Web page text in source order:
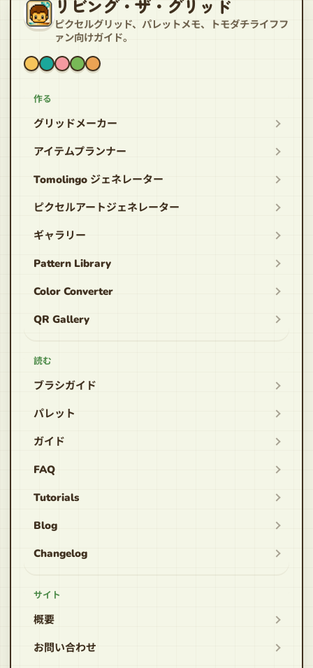
リビング・ザ・グリッド
ピクセルグリッド、パレットメモ、トモダチライフフ
ァン向けガイド。
作る
グリッドメーカー
アイテムプランナー
Tomolingo ジェネレーター
ピクセルアートジェネレーター
ギャラリー
Pattern Library
Color Converter
QR Gallery
読む
ブラシガイド
パレット
ガイド
FAQ
Tutorials
Blog
Changelog
サイト
概要
お問い合わせ